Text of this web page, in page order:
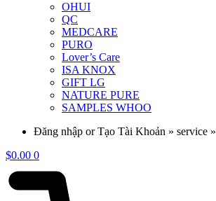
OHUI
QC
MEDCARE
PURO
Lover’s Care
ISA KNOX
GIFT LG
NATURE PURE
SAMPLES WHOO
Đăng nhập or Tạo Tài Khoản » service »
$0.00 0